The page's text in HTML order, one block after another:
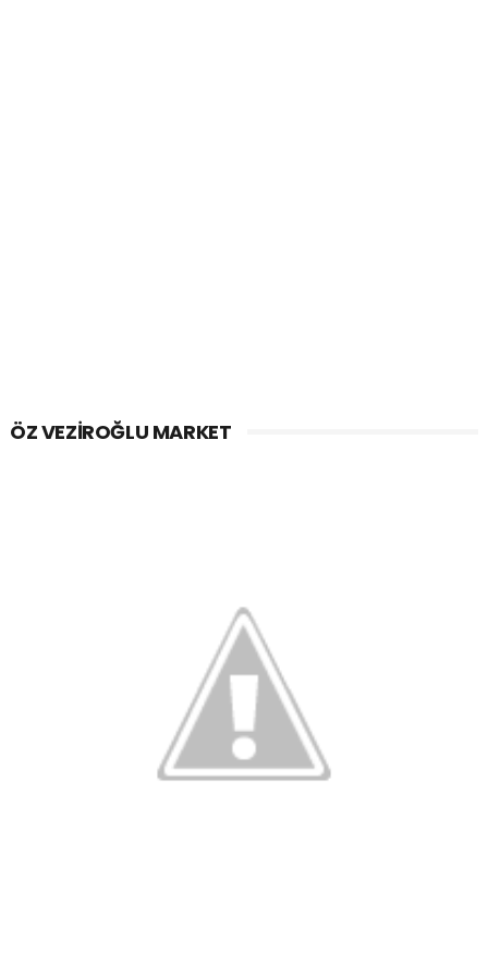
ÖZ VEZIROĞLU MARKET